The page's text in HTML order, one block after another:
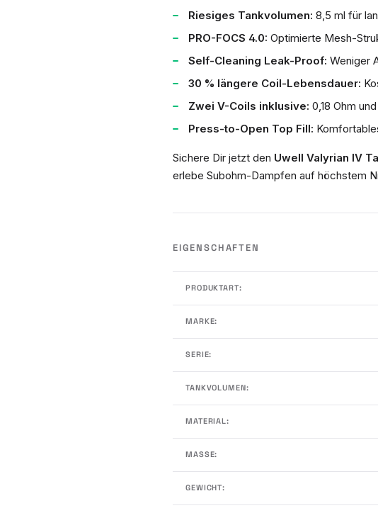
Riesiges Tankvolumen: 8,5 ml für
PRO-FOCS 4.0: Optimierte Mesh-
Self-Cleaning Leak-Proof: Weniger
30 % längere Coil-Lebensdauer:
Zwei V-Coils inklusive: 0,18 Ohm
Press-to-Open Top Fill:
Sichere Dir jetzt den Uwell Valyrian IV
erlebe Subohm-Dampfen auf höchstem
EIGENSCHAFTEN
PRODUKTART:
MARKE:
SERIE:
TANKVOLUMEN:
MATERIAL:
MASSE:
GEWICHT: